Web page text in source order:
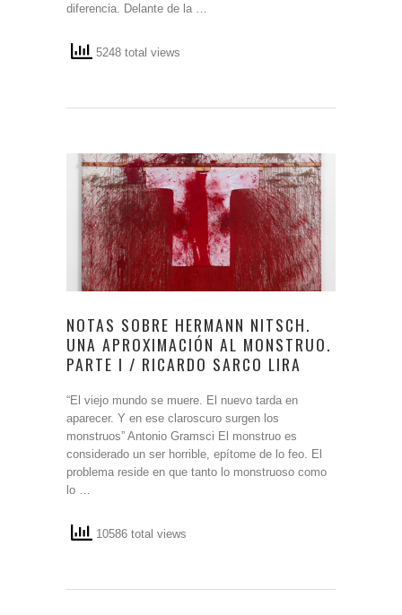
diferencia. Delante de la …
5248 total views
NOTAS SOBRE HERMANN NITSCH.
UNA APROXIMACIÓN AL MONSTRUO.
PARTE I / RICARDO SARCO LIRA
“El viejo mundo se muere. El nuevo tarda en
aparecer. Y en ese claroscuro surgen los
monstruos” Antonio Gramsci El monstruo es
considerado un ser horrible, epítome de lo feo. El
problema reside en que tanto lo monstruoso como
lo …
10586 total views